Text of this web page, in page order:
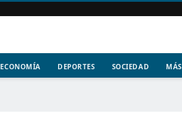
ECONOMÍA DEPORTES SOCIEDAD MÁS